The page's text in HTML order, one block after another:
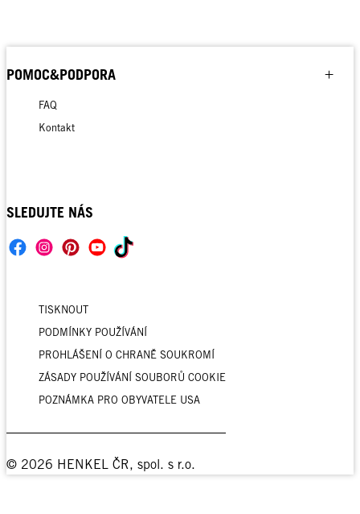
POMOC&PODPORA
FAQ
Kontakt
SLEDUJTE NÁS
TISKNOUT
PODMÍNKY POUŽÍVÁNÍ
PROHLÁŠENÍ O CHRANĚ SOUKROMÍ
ZÁSADY POUŽÍVÁNÍ SOUBORŮ COOKIE
POZNÁMKA PRO OBYVATELE USA
© 2026 HENKEL ČR, spol. s r.o.